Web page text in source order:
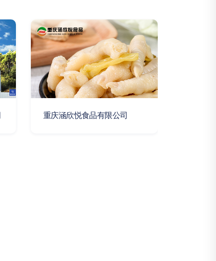
重庆涵欣悦食品有限公司